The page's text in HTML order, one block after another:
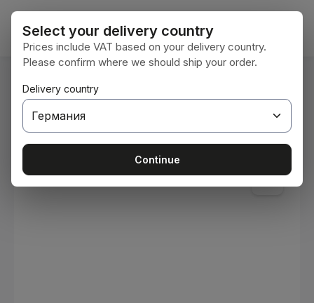
Преминете към основното съдържание
Вие сте тук: Начална страница
Бои и лакове
Пропуснете галерия с изображения
Select your delivery country
Prices include VAT based on your delivery country.
Please confirm where we should ship your order.
Delivery country
Continue